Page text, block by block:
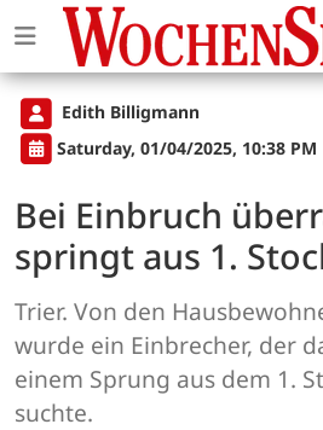
Edith Billigmann
Saturday, 01/04/2025, 10:38 PM
Bei Einbruch
springt aus 1.
Trier. Von den
wurde ein Einbrecher, der
einem Sprung aus dem 1.
suchte.